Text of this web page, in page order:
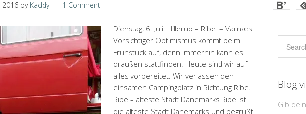
2016 by Kaddy 1 Comment
Dienstag, 6. Juli: Hillerup – Ribe – Varnæs
Vorsichtiger Optimismus kommt beim
Frühstück auf, denn immerhin kann es
draußen stattfinden. Heute sind wir auf
alles vorbereitet. Wir verlassen den
einsamen Campingplatz in Richtung Ribe.
Ribe – älteste Stadt Dänemarks Ribe ist
die älteste Stadt Dänemarks und begrüßt
Blog
Gib